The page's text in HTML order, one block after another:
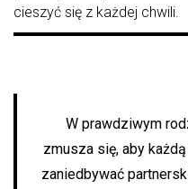
cieszyć się z każdej chwili.
W prawdziwym
zmusza się, aby
zaniedbywać